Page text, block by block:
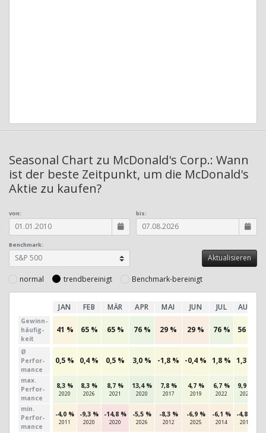
Seasonal Chart zu McDonald's Corp.: Wann
ist der beste Zeitpunkt, um die McDonald's
Aktie zu kaufen?
Benchmark:
von: bis:
normal trendbereinigt Benchmark-bereinigt
JAN FEB MÄR APR MAI JUN JUL AUG
Gewinn­
häufig­
keit
41 % 65 % 65 % 76 % 29 % 29 % 76 % 56 %
Ø
Perfor­
mance
0,5 % 0,4 % 0,5 % 3,0 % -1,8 % -0,4 % 1,8 % 1,3 %
max.
Per­for­
mance
8,3 %
2020
8,3 %
2026
8,7 %
2021
13,4 %
2020
7,8 %
2017
4,7 %
2019
6,7 %
2022
9,9 %
2020
min.
Per­for­
mance
-4,0 %
2011
-9,3 %
2020
-14,8 %
2020
-5,5 %
2026
-8,3 %
2012
-6,9 %
2025
-6,1 %
2014
-4,8 %
2015